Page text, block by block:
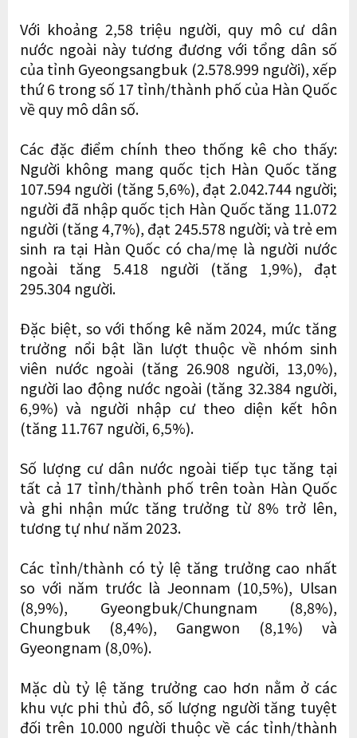
Với khoảng 2,58 triệu người, quy mô cư dân
nước ngoài này tương đương với tổng dân số
của tỉnh Gyeongsangbuk (2.578.999 người), xếp
thứ 6 trong số 17 tỉnh/thành phố của Hàn Quốc
về quy mô dân số.
Các đặc điểm chính theo thống kê cho thấy:
Người không mang quốc tịch Hàn Quốc tăng
107.594 người (tăng 5,6%), đạt 2.042.744 người;
người đã nhập quốc tịch Hàn Quốc tăng 11.072
người (tăng 4,7%), đạt 245.578 người; và trẻ em
sinh ra tại Hàn Quốc có cha/mẹ là người nước
ngoài tăng 5.418 người (tăng 1,9%), đạt
295.304 người.
Đặc biệt, so với thống kê năm 2024, mức tăng
trưởng nổi bật lần lượt thuộc về nhóm sinh
viên nước ngoài (tăng 26.908 người, 13,0%),
người lao động nước ngoài (tăng 32.384 người,
6,9%) và người nhập cư theo diện kết hôn
(tăng 11.767 người, 6,5%).
Số lượng cư dân nước ngoài tiếp tục tăng tại
tất cả 17 tỉnh/thành phố trên toàn Hàn Quốc
và ghi nhận mức tăng trưởng từ 8% trở lên,
tương tự như năm 2023.
Các tỉnh/thành có tỷ lệ tăng trưởng cao nhất
so với năm trước là Jeonnam (10,5%), Ulsan
(8,9%), Gyeongbuk/Chungnam (8,8%),
Chungbuk (8,4%), Gangwon (8,1%) và
Gyeongnam (8,0%).
Mặc dù tỷ lệ tăng trưởng cao hơn nằm ở các
khu vực phi thủ đô, số lượng người tăng tuyệt
đối trên 10.000 người thuộc về các tỉnh/thành